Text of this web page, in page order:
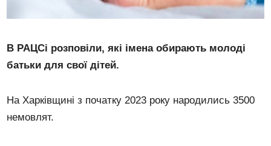
В РАЦСі розповіли, які імена обирають молоді
батьки для свої дітей.
На Харківщині з початку 2023 року народились 3500
немовлят.